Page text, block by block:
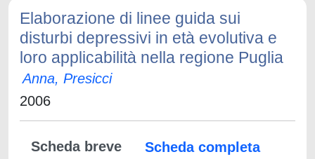
Elaborazione di linee guida sui
disturbi depressivi in età evolutiva e
loro applicabilità nella regione Puglia
Anna, Presicci
2006
Scheda breve
Scheda completa